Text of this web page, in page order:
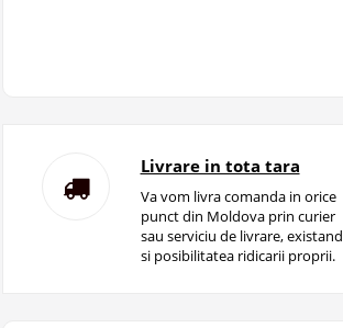
Livrare in tota tara
Va vom livra comanda in orice
punct din Moldova prin curier
sau serviciu de livrare, existand
si posibilitatea ridicarii proprii.